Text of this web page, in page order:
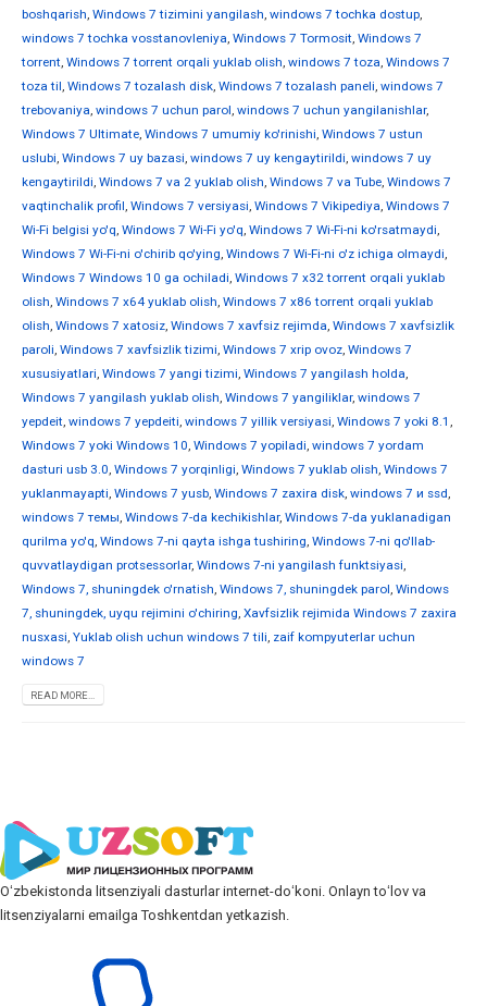
boshqarish, Windows 7 tizimini yangilash, windows 7 tochka dostup,
windows 7 tochka vosstanovleniya, Windows 7 Tormosit, Windows 7
torrent, Windows 7 torrent orqali yuklab olish, windows 7 toza, Windows 7
toza til, Windows 7 tozalash disk, Windows 7 tozalash paneli, windows 7
trebovaniya, windows 7 uchun parol, windows 7 uchun yangilanishlar,
Windows 7 Ultimate, Windows 7 umumiy ko'rinishi, Windows 7 ustun
uslubi, Windows 7 uy bazasi, windows 7 uy kengaytirildi, windows 7 uy
kengaytirildi, Windows 7 va 2 yuklab olish, Windows 7 va Tube, Windows 7
vaqtinchalik profil, Windows 7 versiyasi, Windows 7 Vikipediya, Windows 7
Wi-Fi belgisi yo'q, Windows 7 Wi-Fi yo'q, Windows 7 Wi-Fi-ni ko'rsatmaydi,
Windows 7 Wi-Fi-ni o'chirib qo'ying, Windows 7 Wi-Fi-ni o'z ichiga olmaydi,
Windows 7 Windows 10 ga ochiladi, Windows 7 x32 torrent orqali yuklab
olish, Windows 7 x64 yuklab olish, Windows 7 x86 torrent orqali yuklab
olish, Windows 7 xatosiz, Windows 7 xavfsiz rejimda, Windows 7 xavfsizlik
paroli, Windows 7 xavfsizlik tizimi, Windows 7 xrip ovoz, Windows 7
xususiyatlari, Windows 7 yangi tizimi, Windows 7 yangilash holda,
Windows 7 yangilash yuklab olish, Windows 7 yangiliklar, windows 7
yepdeit, windows 7 yepdeiti, windows 7 yillik versiyasi, Windows 7 yoki 8.1 ,
Windows 7 yoki Windows 10, Windows 7 yopiladi, windows 7 yordam
dasturi usb 3.0, Windows 7 yorqinligi, Windows 7 yuklab olish, Windows 7
yuklanmayapti, Windows 7 yusb, Windows 7 zaxira disk, windows 7 и ssd,
windows 7 темы, Windows 7-da kechikishlar, Windows 7-da yuklanadigan
qurilma yo'q, Windows 7-ni qayta ishga tushiring, Windows 7-ni qo'llab-
quvvatlaydigan protsessorlar, Windows 7-ni yangilash funktsiyasi,
Windows 7, shuningdek o'rnatish, Windows 7, shuningdek parol, Windows
7, shuningdek, uyqu rejimini o'chiring, Xavfsizlik rejimida Windows 7 zaxira
nusxasi, Yuklab olish uchun windows 7 tili, zaif kompyuterlar uchun
windows 7
READ MORE...
Oʻzbekistonda litsenziyali dasturlar internet-doʻkoni. Onlayn toʻlov va
litsenziyalarni emailga Toshkentdan yetkazish.